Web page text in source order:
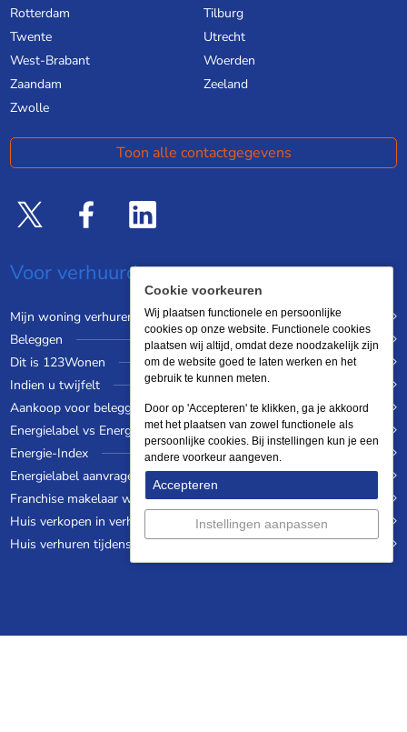
Rotterdam
Tilburg
Twente
Utrecht
West-Brabant
Woerden
Zaandam
Zeeland
Zwolle
Toon alle contactgegevens
Voor verhuurders
Mijn woning verhuren
Beleggen
Dit is 123Wonen
Indien u twijfelt
Aankoop voor beleggers
Energielabel vs Energie-index
Energie-Index
Energielabel aanvragen
Franchise makelaar worden
Huis verkopen in verhuurde staat
Huis verhuren tijdens een wereldreis
Cookie voorkeuren
Wij plaatsen functionele en persoonlijke
cookies op onze website. Functionele cookies
plaatsen wij altijd, omdat deze noodzakelijk zijn
om de website goed te laten werken en het
gebruik te kunnen meten.
Door op 'Accepteren' te klikken, ga je akkoord
met het plaatsen van zowel functionele als
persoonlijke cookies. Bij instellingen kun je een
andere voorkeur aangeven.
Accepteren
Instellingen aanpassen